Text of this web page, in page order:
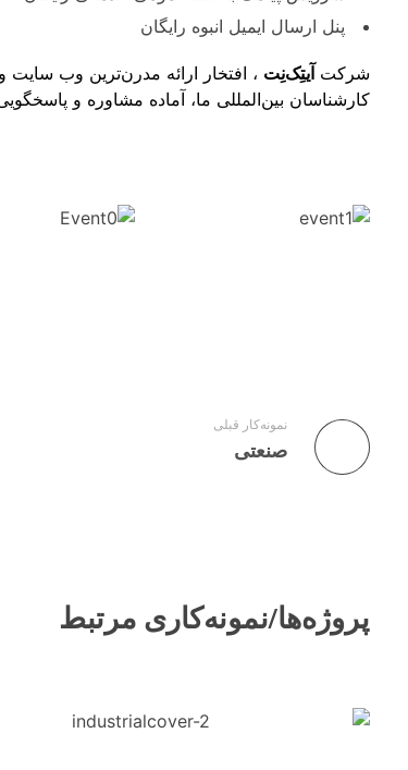
پنل ارسال ایمیل انبوه رایگان
شرکت آیتِک‌نِت ، افتخار ارائه مدرن‌ترین وب سایت
کارشناسان بین‌المللی ما، آماده مشاوره و
نمونه‌کار قبلی
صنعتی
پروژه‌ها/نمونه‌کاری مرتبط